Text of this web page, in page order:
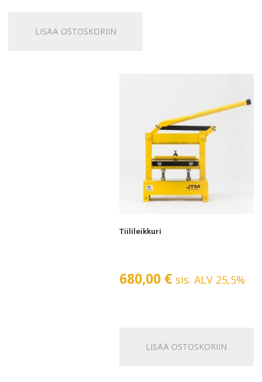
LISÄÄ OSTOSKORIIN
Tiilileikkuri
680,00 € sis. ALV 25,5%
LISÄÄ OSTOSKORIIN